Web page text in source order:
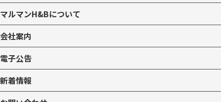
マルマンH&Bについて
会社案内
電子公告
新着情報